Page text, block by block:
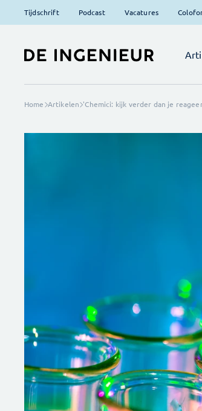
Tijdschrift Podcast Vacatures
Home Artikelen 'Chemici: kijk verder dan je